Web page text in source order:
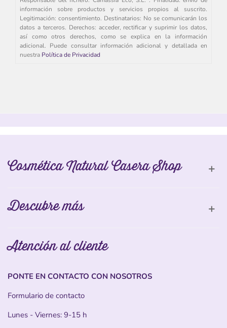
información sobre productos y servicios propios al suscrito.
Legitimación: consentimiento. Destinatarios: No se comunicarán los
datos a terceros. Derechos: acceder, rectificar y suprimir los datos,
así como otros derechos, como se explica en la información
adicional. Puede consultar información adicional y detallada en
nuestra Política de Privacidad
Cosmética Natural Casera Shop
Descubre más
Atención al cliente
PONTE EN CONTACTO CON NOSOTROS
Formulario de contacto
Lunes - Viernes: 9-15 h